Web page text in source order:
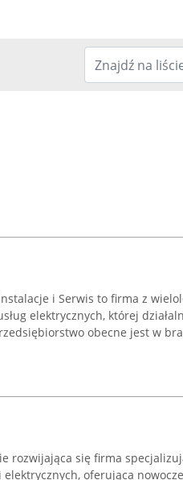
i Serwis to firma z
elektrycznych, której
obecne jest w
rozwijająca się firma
oferująca